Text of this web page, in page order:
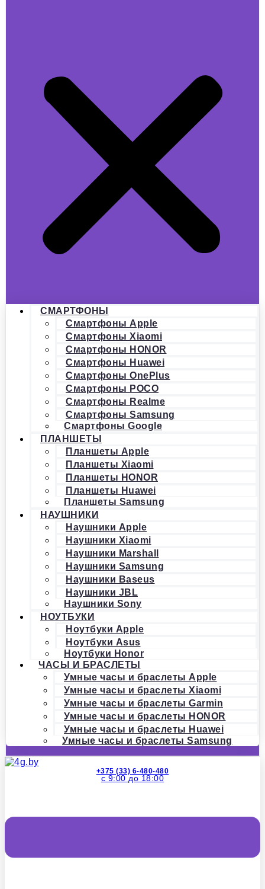
СМАРТФОНЫ
Смартфоны Apple
Смартфоны Xiaomi
Смартфоны HONOR
Смартфоны Huawei
Смартфоны OnePlus
Смартфоны POCO
Смартфоны Realme
Смартфоны Samsung
Смартфоны Google
ПЛАНШЕТЫ
Планшеты Apple
Планшеты Xiaomi
Планшеты HONOR
Планшеты Huawei
Планшеты Samsung
НАУШНИКИ
Наушники Apple
Наушники Xiaomi
Наушники Marshall
Наушники Samsung
Наушники Baseus
Наушники JBL
Наушники Sony
НОУТБУКИ
Ноутбуки Apple
Ноутбуки Asus
Ноутбуки Honor
ЧАСЫ И БРАСЛЕТЫ
Умные часы и браслеты Apple
Умные часы и браслеты Xiaomi
Умные часы и браслеты Garmin
Умные часы и браслеты HONOR
Умные часы и браслеты Huawei
Умные часы и браслеты Samsung
+375 (33) 6-480-480
с 9:00 до 18:00